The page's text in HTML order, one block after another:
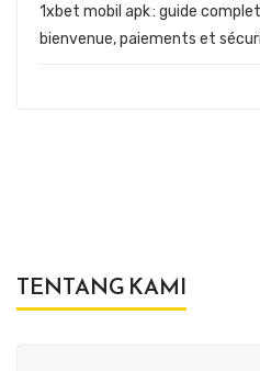
1xbet mobil apk : guide
bienvenue, paiements et
TENTANG KAMI